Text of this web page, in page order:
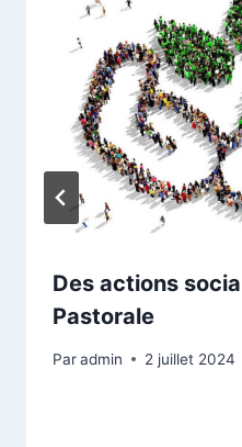
Des actions
Pastorale
Paradmin 2 juillet 2024